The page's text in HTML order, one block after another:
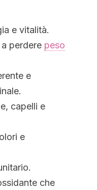
e vitalità.
perdere peso
e
capelli e
e
che